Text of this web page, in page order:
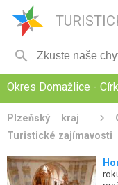

Okres Domažlice -
Plzeňský kraj
Turistické zajímavosti